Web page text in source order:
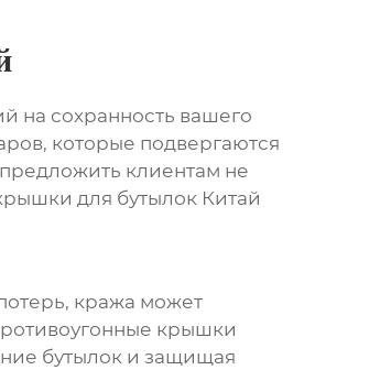
на сохранность вашего
которые подвергаются
клиентам не
для бутылок Китай
кража может
крышки
бутылок и защищая